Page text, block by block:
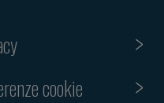
cookie